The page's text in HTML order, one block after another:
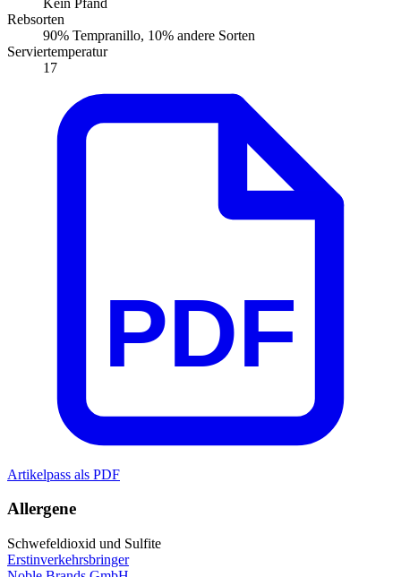
Rebsorten
90% Tempranillo, 10% andere Sorten
Serviertemperatur
17
PDF
Artikelpass als PDF
Allergene
Schwefeldioxid und Sulfite
Erstinverkehrsbringer